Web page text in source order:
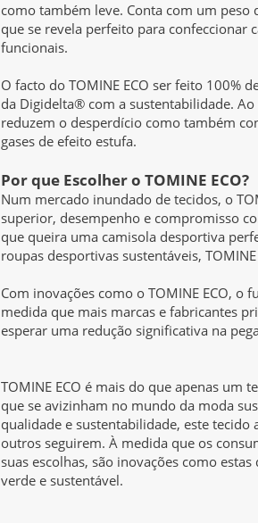
como também leve. Conta com um peso
que se revela perfeito para confeccionar
funcionais.
O facto do TOMINE ECO ser feito 100%
da Digidelta® com a sustentabilidade.
reduzem o desperdício como também
gases de efeito estufa.
Por que Escolher o TOMINE ECO?
Num mercado inundado de tecidos, o
superior, desempenho e compromisso
que queira uma camisola desportiva
roupas desportivas sustentáveis,
Com inovações como o TOMINE ECO, o
medida que mais marcas e fabricantes
esperar uma redução significativa na
TOMINE ECO é mais do que apenas um
que se avizinham no mundo da moda
qualidade e sustentabilidade, este
outros seguirem. À medida que os
suas escolhas, são inovações como
verde e sustentável.